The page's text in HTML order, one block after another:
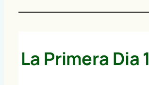
La Primera Dia 1